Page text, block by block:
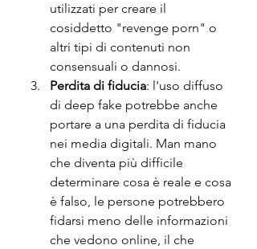
utilizzati per creare il
cosiddetto "revenge porn" o
altri tipi di contenuti non
consensuali o dannosi.
Perdita di fiducia: l'uso diffuso
di deep fake potrebbe anche
portare a una perdita di fiducia
nei media digitali. Man mano
che diventa più difficile
determinare cosa è reale e cosa
è falso, le persone potrebbero
fidarsi meno delle informazioni
che vedono online, il che